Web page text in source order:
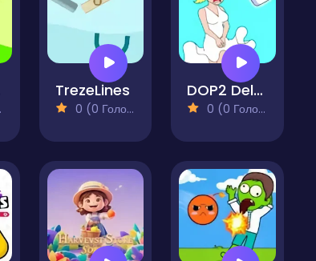
TrezeLines
0 (0 Голосів)
DOP2 Delete part in Love Story
0 (0 Голосів)